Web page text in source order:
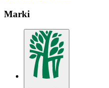
Marki